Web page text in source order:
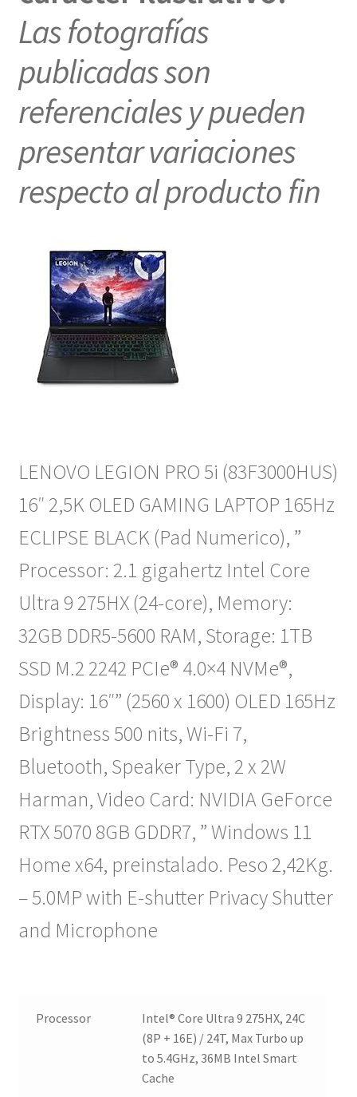
Las fotografías
publicadas son
referenciales y pueden
presentar variaciones
respecto al producto fin
LENOVO LEGION PRO 5i (83F3000HUS)
16″ 2,5K OLED GAMING LAPTOP 165Hz
ECLIPSE BLACK (Pad Numerico), ”
Processor: 2.1 gigahertz Intel Core
Ultra 9 275HX (24-core), Memory:
32GB DDR5-5600 RAM, Storage: 1TB
SSD M.2 2242 PCIe® 4.0×4 NVMe®,
Display: 16″” (2560 x 1600) OLED 165Hz
Brightness 500 nits, Wi-Fi 7,
Bluetooth, Speaker Type, 2 x 2W
Harman, Video Card: NVIDIA GeForce
RTX 5070 8GB GDDR7, ” Windows 11
Home x64, preinstalado. Peso 2,42Kg.
– 5.0MP with E-shutter Privacy Shutter
and Microphone
Processor
Intel® Core Ultra 9 275HX, 24C
(8P + 16E) / 24T, Max Turbo up
to 5.4GHz, 36MB Intel Smart
Cache